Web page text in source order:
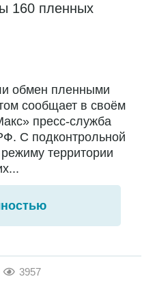
160 пленных
обмен пленными
сообщает в своём
пресс-служба
С подконтрольной
территории
3957